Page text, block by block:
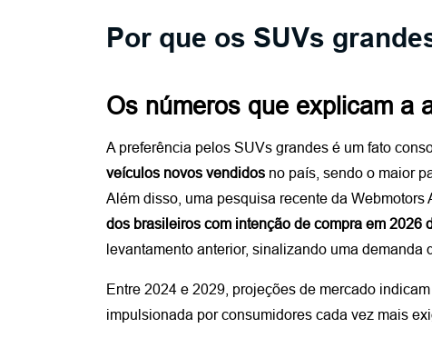
Por que os SUVs
Os números que explicam a
A preferência pelos SUVs grandes é um fato
veículos novos vendidos no país, sendo o maior
Além disso, uma pesquisa recente da
dos brasileiros com intenção de compra em 2026
levantamento anterior, sinalizando uma demanda
Entre 2024 e 2029, projeções de mercado indicam
impulsionada por consumidores cada vez mais